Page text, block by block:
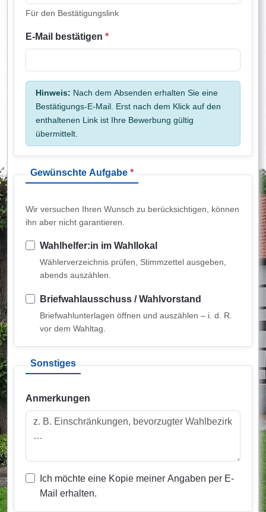
Für den Bestätigungslink
E-Mail bestätigen*
Hinweis: Nach dem Absenden erhalten Sie eine
Bestätigungs-E-Mail. Erst nach dem Klick auf den
enthaltenen Link ist Ihre Bewerbung gültig
übermittelt.
Gewünschte Aufgabe*
Wir versuchen Ihren Wunsch zu berücksichtigen, können
ihn aber nicht garantieren.
Wahlhelfer:in im Wahllokal
Wählerverzeichnis prüfen, Stimmzettel ausgeben,
abends auszählen.
Briefwahlausschuss / Wahlvorstand
Briefwahlunterlagen öffnen und auszählen – i. d. R.
vor dem Wahltag.
Sonstiges
Anmerkungen
Ich möchte eine Kopie meiner Angaben per E-
Mail erhalten.